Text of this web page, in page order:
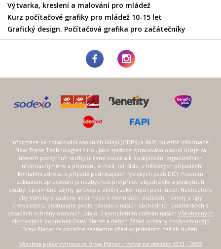
Výtvarka, kreslení a malování pro mládež
Kurz počítačové grafiky pro mládež 10-15 let
Grafický design. Počítačová grafika pro začátečníky
Informace ke zpracování osobních údajů (GDPR) a další důležité informace:
New Trade Technologies s.r.o., jako správce zpracovává osobní údaje za
účelem poskytnutí služby určené osobě a k poskytování organizačních
informací (jméno a příjmení, e-mail, tel. číslo, v některých případech
kontaktní adresa, v případě podnikajících fyzických osob DIČ). Právním
základem zpracování je nezbytnost pro přijetí objednávky a poskytnutí
služby, oprávněné zájmy správce a plnění zákonných povinností. Nechcete-li,
aby Vám byly zasílány informace o novinkách, službách, návody a tipy
(newsletter), postupujte podle návodu v našich obchodních podmínkách a
zásadách ochrany osobních údajů. S kompletním zněním našich Všeobecných
obchodních podmínek Draw Planet a našich Zásad ochrany osobních údajů
Draw Planet se prosíme seznamte před objednáním našich služeb.
Všechna práva vyhrazena Draw Planet – výtvarné ateliéry 2013 – 2022